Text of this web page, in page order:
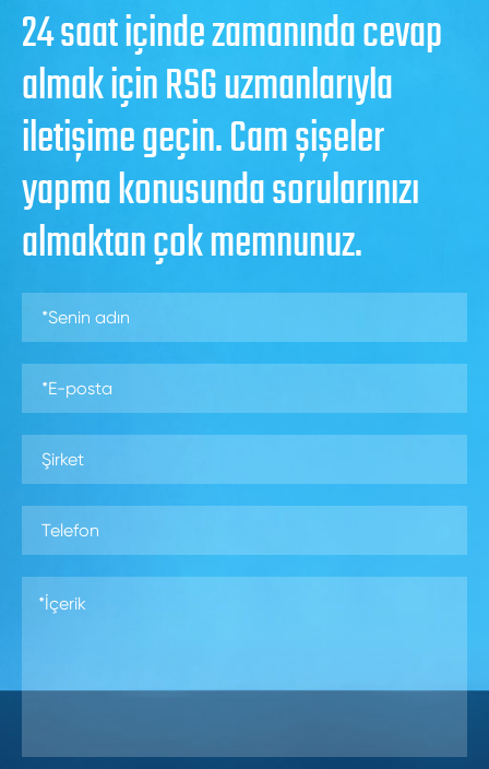
24 saat içinde zamanında cevap
almak için RSG uzmanlarıyla
iletişime geçin. Cam şişeler
yapma konusunda sorularınızı
almaktan çok memnunuz.